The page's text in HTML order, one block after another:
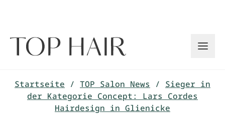
Startseite / TOP Salon News / Sieger in
der Kategorie Concept: Lars Cordes
Hairdesign in Glienicke